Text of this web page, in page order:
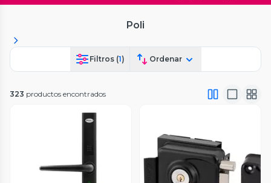
Poli
Filtros (1) Ordenar
323 productos encontrados